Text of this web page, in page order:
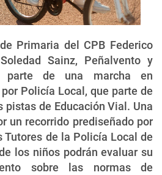
Primaria del CPB Federico
Sainz, Peñalvento y
parte de una marcha en
Policía Local, que parte de
pistas de Educación Vial. Una
un recorrido prediseñado por
Tutores de la Policía Local de
los niños podrán evaluar su
sobre las normas de